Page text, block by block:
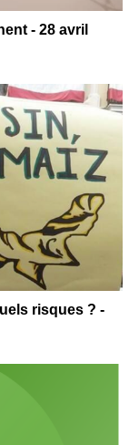
- 28 avril
risques ? -